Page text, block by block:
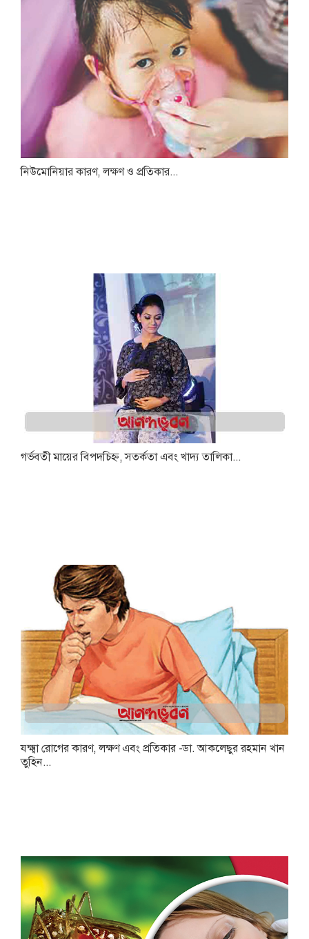
নিউমোনিয়ার কারণ, লক্ষণ ও প্রতিকার...
গর্ভবতী মায়ের বিপদচিহ্ন, সতর্কতা এবং খাদ্য তালিকা...
যক্ষ্মা রোগের কারণ, লক্ষণ এবং প্রতিকার -ডা. আকলেছুর রহমান খান
তুহিন...